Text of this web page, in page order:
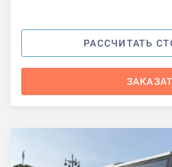
РАССЧИТАТЬ